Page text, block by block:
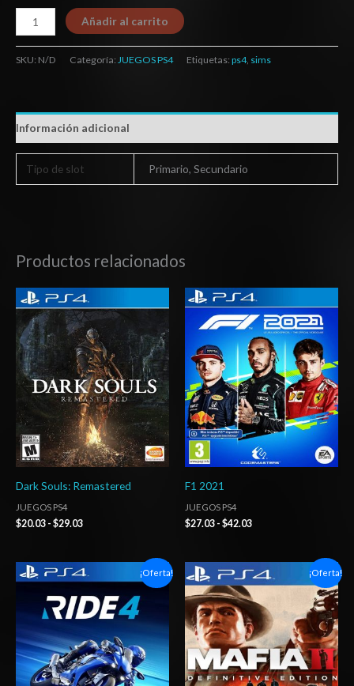
Añadir al carrito
SKU: N/D Categoría: JUEGOS PS4 Etiquetas: ps4, sims
Información adicional
Tipo de slot Primario, Secundario
Productos relacionados
Dark Souls: Remastered
JUEGOS PS4
$20.03 - $29.03
Rango
de
precios:
desde
$20.03
hasta
$29.03
F1 2021
JUEGOS PS4
$27.03 - $42.03
Rango
de
precios:
desde
$27.03
hasta
$42.03
¡Oferta!
Rango
de
precios:
desde
$6.03
hasta
$10.03
¡Oferta!
Rango
de
precios:
desde
$6.03
hasta
$10.03